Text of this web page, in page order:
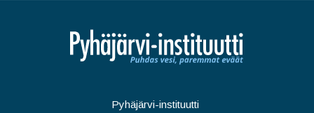
Pyhäjärvi-instituutti